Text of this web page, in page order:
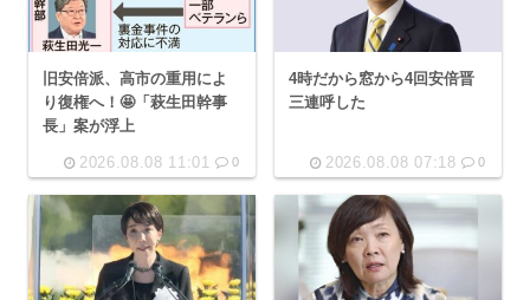
旧安倍派、高市の重用によ
り復権へ！🤩「萩生田幹事
長」案が浮上
2026.08.08 11:01 0
4時だから窓から4回安倍晋
三連呼した
2026.08.08 07:18 0